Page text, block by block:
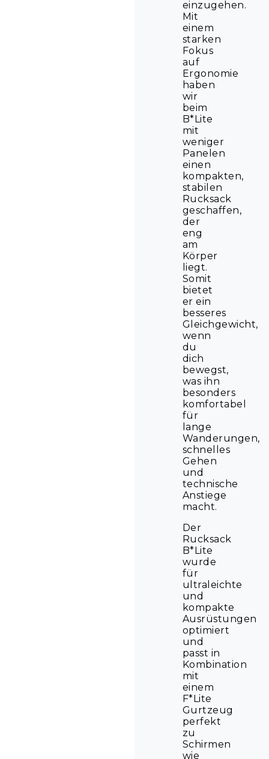
einzugehen.
Mit
einem
starken
Fokus
auf
Ergonomie
haben
wir
beim
B*Lite
mit
weniger
Panelen
einen
kompakten,
stabilen
Rucksack
geschaffen,
der
eng
am
Körper
liegt.
Somit
bietet
er ein
besseres
Gleichgewicht,
wenn
du
dich
bewegst,
was ihn
besonders
komfortabel
für
lange
Wanderungen,
schnelles
Gehen
und
technische
Anstiege
macht.
Der
Rucksack
B*Lite
wurde
für
ultraleichte
und
kompakte
Ausrüstungen
optimiert
und
passt in
Kombination
mit
einem
F*Lite
Gurtzeug
perfekt
zu
Schirmen
wie